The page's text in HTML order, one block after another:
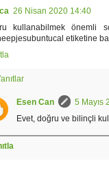
26 Nisan 2020 14:40
kullanabilmek önemli
etiketine
Esen Can
5 Mayıs
Evet, doğru ve bilinçli